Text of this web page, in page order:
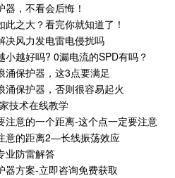
，不看会后悔！
之大？看完你就知道了！
决风力发电雷电侵扰吗
小越好吗? 0漏电流的SPD有吗？
涌保护器，这3点要满足
涌保护器，否则很容易起火
技术在线教学
注意的一个距离-这个点一定要注意
意的距离2—长线振荡效应
业防雷解答
器方案-立即咨询免费获取